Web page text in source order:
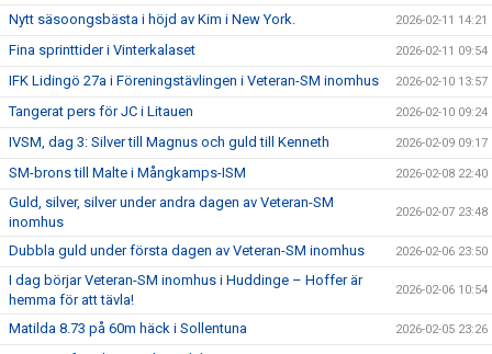
Nytt säsoongsbästa i höjd av Kim i New York. 2026-02-11 14:21
Fina sprinttider i Vinterkalaset 2026-02-11 09:54
IFK Lidingö 27a i Föreningstävlingen i Veteran-SM inomhus 2026-02-10 13:57
Tangerat pers för JC i Litauen 2026-02-10 09:24
IVSM, dag 3: Silver till Magnus och guld till Kenneth 2026-02-09 09:17
SM-brons till Malte i Mångkamps-ISM 2026-02-08 22:40
Guld, silver, silver under andra dagen av Veteran-SM
inomhus
2026-02-07 23:48
Dubbla guld under första dagen av Veteran-SM inomhus 2026-02-06 23:50
I dag börjar Veteran-SM inomhus i Huddinge – Hoffer är
hemma för att tävla!
2026-02-06 10:54
Matilda 8.73 på 60m häck i Sollentuna 2026-02-05 23:26